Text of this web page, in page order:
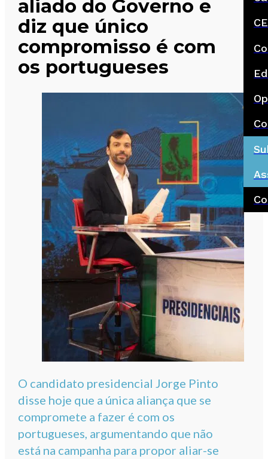
aliado do Governo e
diz que único
compromisso é com
os portugueses
O candidato presidencial Jorge Pinto
disse hoje que a única aliança que se
compromete a fazer é com os
portugueses, argumentando que não
está na campanha para propor aliar-se